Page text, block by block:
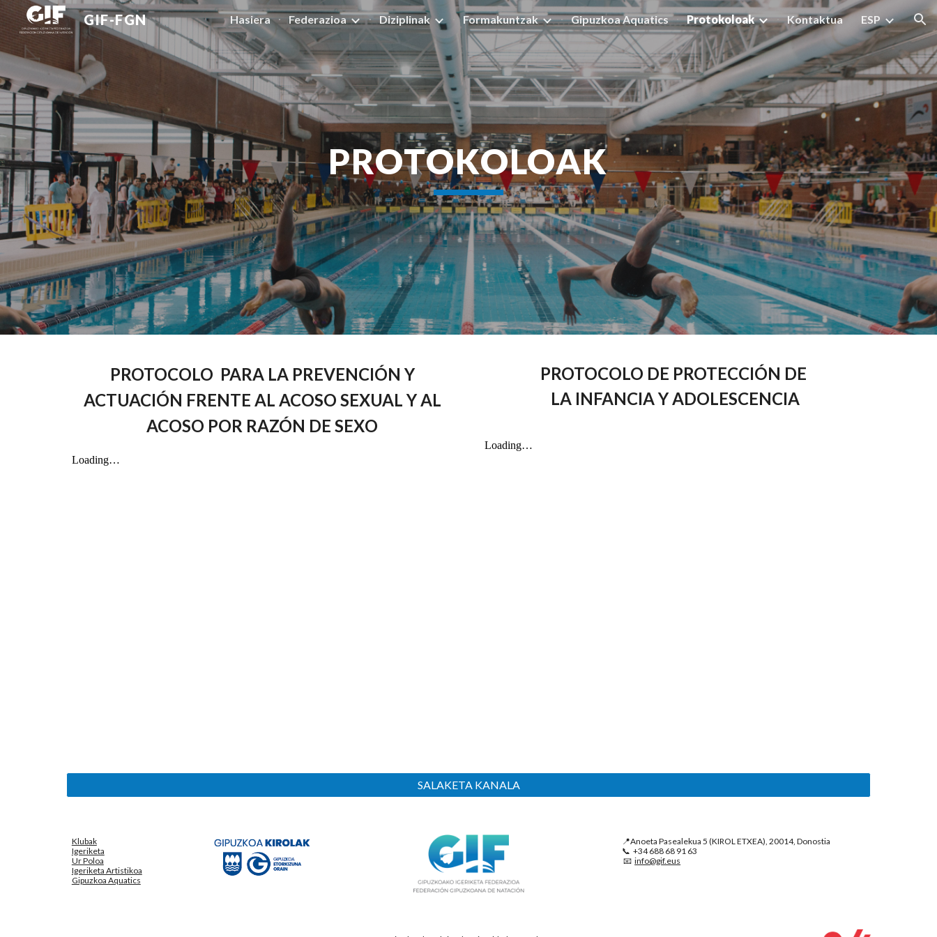
Skip to main content Skip to navigation
GIF-FGN Hasiera Federazioa Diziplinak Formakuntzak Gipuzkoa Aquatics Protokoloak Kontaktua ESP
PROTOKOLOAK
PROTOCOLO PARA LA PREVENCIÓN Y
ACTUACIÓN FRENTE AL ACOSO SEXUAL Y AL
ACOSO POR RAZÓN DE SEXO
PROTOCOLO DE PROTECCIÓN DE
LA INFANCIA Y ADOLESCENCIA
SALAKETA KANALA
Klubak
Igeriketa
Ur Poloa
Igeriketa Artistikoa
Gipuzkoa Aquatics
📍Anoeta Pasealekua 5 (KIROL ETXEA), 20014, Donostia
📞 +34 688 68 91 63
📧info@gif.eus